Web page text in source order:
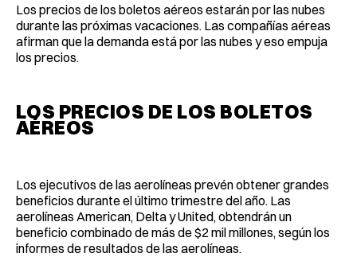
Los precios de los boletos aéreos estarán por las nubes
durante las próximas vacaciones. Las compañías aéreas
afirman que la demanda está por las nubes y eso empuja
los precios.
LOS PRECIOS DE LOS BOLETOS
AÉREOS
Los ejecutivos de las aerolíneas prevén obtener grandes
beneficios durante el último trimestre del año. Las
aerolíneas American, Delta y United, obtendrán un
beneficio combinado de más de $2 mil millones, según los
informes de resultados de las aerolíneas.